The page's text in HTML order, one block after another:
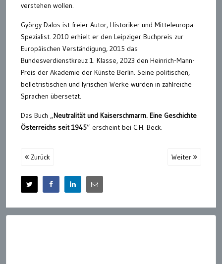
verstehen wollen.
György Dalos ist freier Autor, Historiker und Mitteleuropa-
Spezialist. 2010 erhielt er den Leipziger Buchpreis zur
Europäischen Verständigung, 2015 das
Bundesverdienstkreuz 1. Klasse, 2023 den Heinrich-Mann-
Preis der Akademie der Künste Berlin. Seine politischen,
belletristischen und lyrischen Werke wurden in zahlreiche
Sprachen übersetzt.
Das Buch „Neutralität und Kaiserschmarrn. Eine Geschichte
Österreichs seit 1945” erscheint bei C.H. Beck.
Zurück Weiter